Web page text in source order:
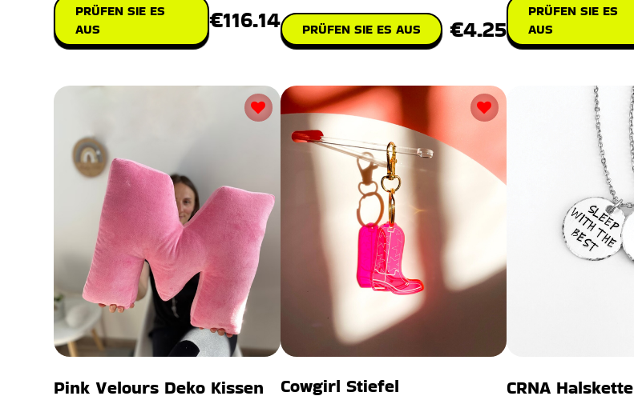
PRÜFEN SIE ES
AUS
€116.14 PRÜFEN SIE ES AUS €4.25
PRÜFEN SIE ES
AUS
Pink Velours Deko Kissen
Cowgirl Stiefel
CRNA Halskette